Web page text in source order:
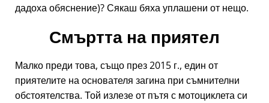
дадоха обяснение)? Сякаш бяха уплашени от нещо.
Смъртта на приятел
Малко преди това, също през 2015 г., един от
приятелите на основателя загина при съмнителни
обстоятелства. Той излезе от пътя с мотоциклета си